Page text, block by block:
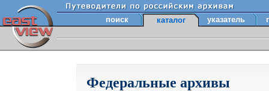
поиск каталог указатель
Федеральные архивы